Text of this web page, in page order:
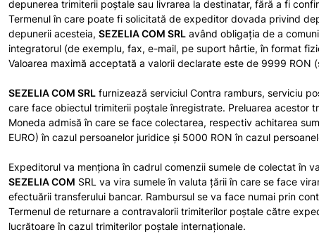
depunerea trimiterii poştale sau livrarea la destinatar, fără a fi
Termenul în care poate fi solicitată de expeditor dovada privind
depunerii acesteia, SEZELIA COM SRL având obligația de a
integratorul (de exemplu, fax, e-mail, pe suport hârtie, în format
Valoarea maximă acceptată a valorii declarate este de 9999 RON
SEZELIA COM SRL furnizează serviciul Contra ramburs, serviciu
care face obiectul trimiterii poştale înregistrate. Preluarea acestor
Moneda admisă în care se face colectarea, respectiv achitarea
EURO) în cazul persoanelor juridice și 5000 RON în cazul
Expeditorul va menționa în cadrul comenzii sumele de colectat în
SEZELIA COM SRL va vira sumele în valuta țării în care se face
efectuării transferului bancar. Rambursul se va face numai prin
Termenul de returnare a contravalorii trimiterilor poştale către
lucrătoare în cazul trimiterilor poştale internaţionale.